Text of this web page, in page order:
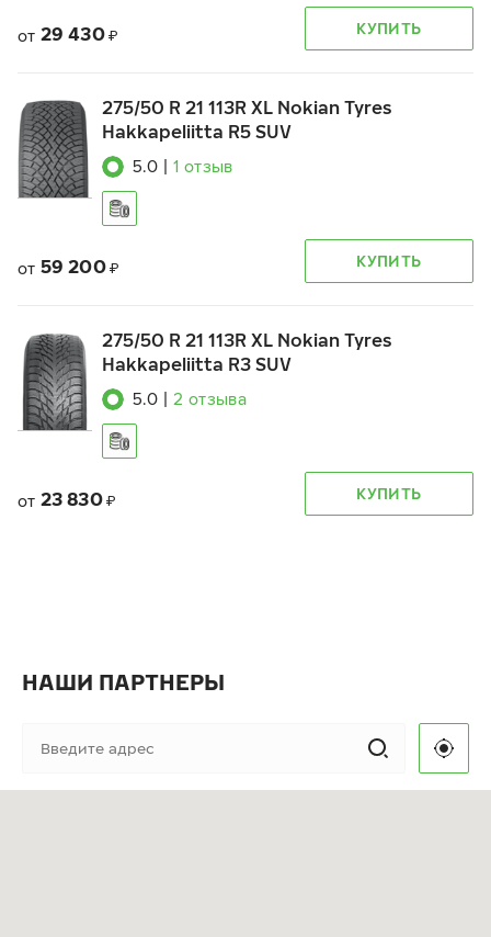
от 29 430 ₽ КУПИТЬ
275/50 R 21 113R XL Nokian Tyres
Hakkapeliitta R5 SUV
5.0 1 отзыв
от 59 200 ₽ КУПИТЬ
275/50 R 21 113R XL Nokian Tyres
Hakkapeliitta R3 SUV
5.0 2 отзыва
от 23 830 ₽ КУПИТЬ
НАШИ ПАРТНЕРЫ